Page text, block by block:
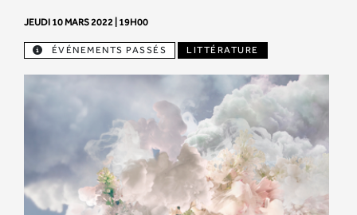
JEUDI 10 MARS 2022 | 19H00
ÉVÉNEMENTS PASSÉS LITTÉRATURE